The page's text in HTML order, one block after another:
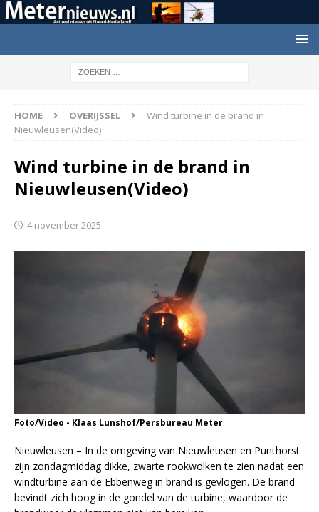
HOME OVERIJSSEL
Wind turbine in de brand in
Nieuwleusen(Video)
Wind turbine in de brand in
Nieuwleusen(Video)
4 november 2025
Foto/Video - Klaas Lunshof/Persbureau Meter
Nieuwleusen – In de omgeving van Nieuwleusen en Punthorst
zijn zondagmiddag dikke, zwarte rookwolken te zien nadat een
windturbine aan de Ebbenweg in brand is gevlogen. De brand
bevindt zich hoog in de gondel van de turbine, waardoor de